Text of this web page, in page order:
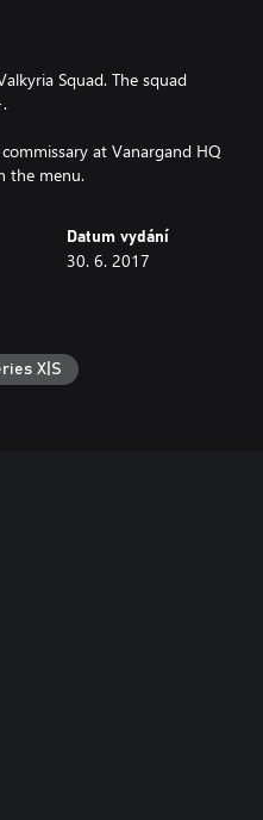
Squad. The squad
at Vanargand HQ
the menu.
Datum vydání
30. 6. 2017
X|S